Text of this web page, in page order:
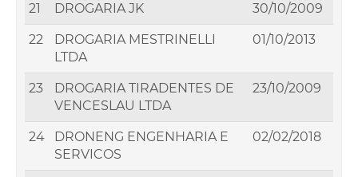
21 DROGARIA JK 30/10/2009
22
DROGARIA MESTRINELLI
LTDA
01/10/2013
23
DROGARIA TIRADENTES DE
VENCESLAU LTDA
23/10/2009
24
DRONENG ENGENHARIA E
SERVICOS
02/02/2018